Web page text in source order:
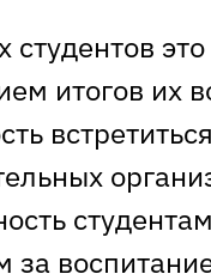
итогов их
за